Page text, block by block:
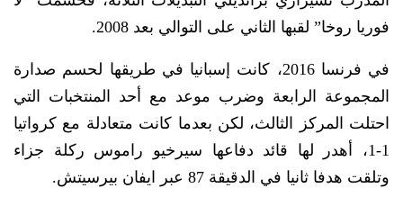
فوريا روخا” لقبها الثاني على التوالي بعد 2008.
في فرنسا 2016، كانت إسبانيا في طريقها لحسم صدارة
المجموعة الرابعة وضرب موعد مع أحد المنتخبات التي
احتلت المركز الثالث، لكن بعدما كانت متعادلة مع كرواتيا
1-1، أهدر لها قائد دفاعها سيرخيو راموس ركلة جزاء
وتلقت هدفا ثانيا في الدقيقة 87 عبر ايفان بيرسيتش.